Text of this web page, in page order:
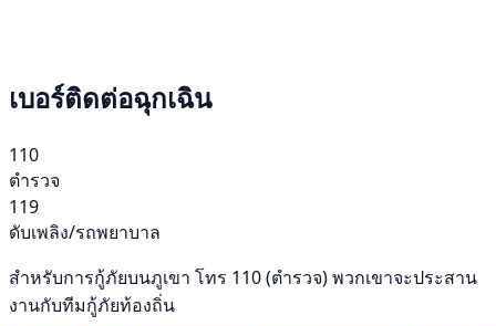
เบอร์ติดต่อฉุกเฉิน
110
ตำรวจ
119
ดับเพลิง/รถพยาบาล
สำหรับการกู้ภัยบนภูเขา โทร 110 (ตำรวจ) พวกเขาจะประสาน
งานกับทีมกู้ภัยท้องถิ่น